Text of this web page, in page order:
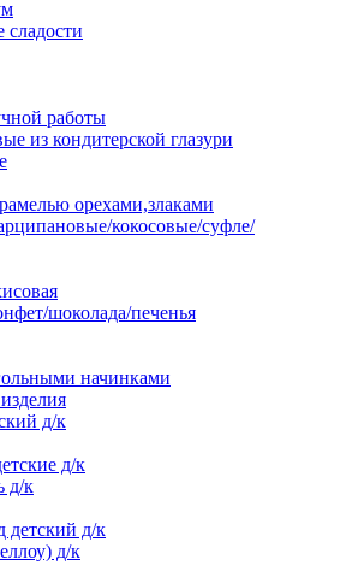
работы
из кондитерской глазури
орехами,злаками
кокосовые/суфле/
шоколада/печенья
начинками
д/к
д/к
д/к
детский д/к
д/к